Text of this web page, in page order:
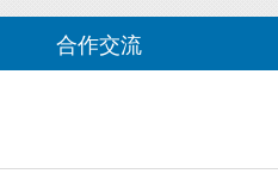
合作交流